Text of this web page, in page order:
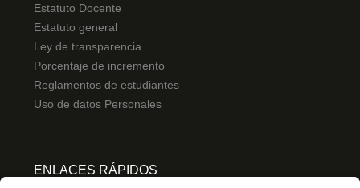
Estatuto Docente
Estatuto general
Ley de transparencia
Porcentaje de incremento
Reglamentos de estudiantes
Uso de datos Personales
ENLACES RÁPIDOS